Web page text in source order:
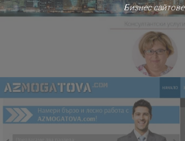
Бизнес сайтове